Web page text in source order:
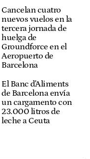
Cancelan cuatro
nuevos vuelos en la
tercera jornada de
huelga de
Groundforce en el
Aeropuerto de
Barcelona
El Banc d'Aliments
de Barcelona envía
un cargamento con
23.000 litros de
leche a Ceuta